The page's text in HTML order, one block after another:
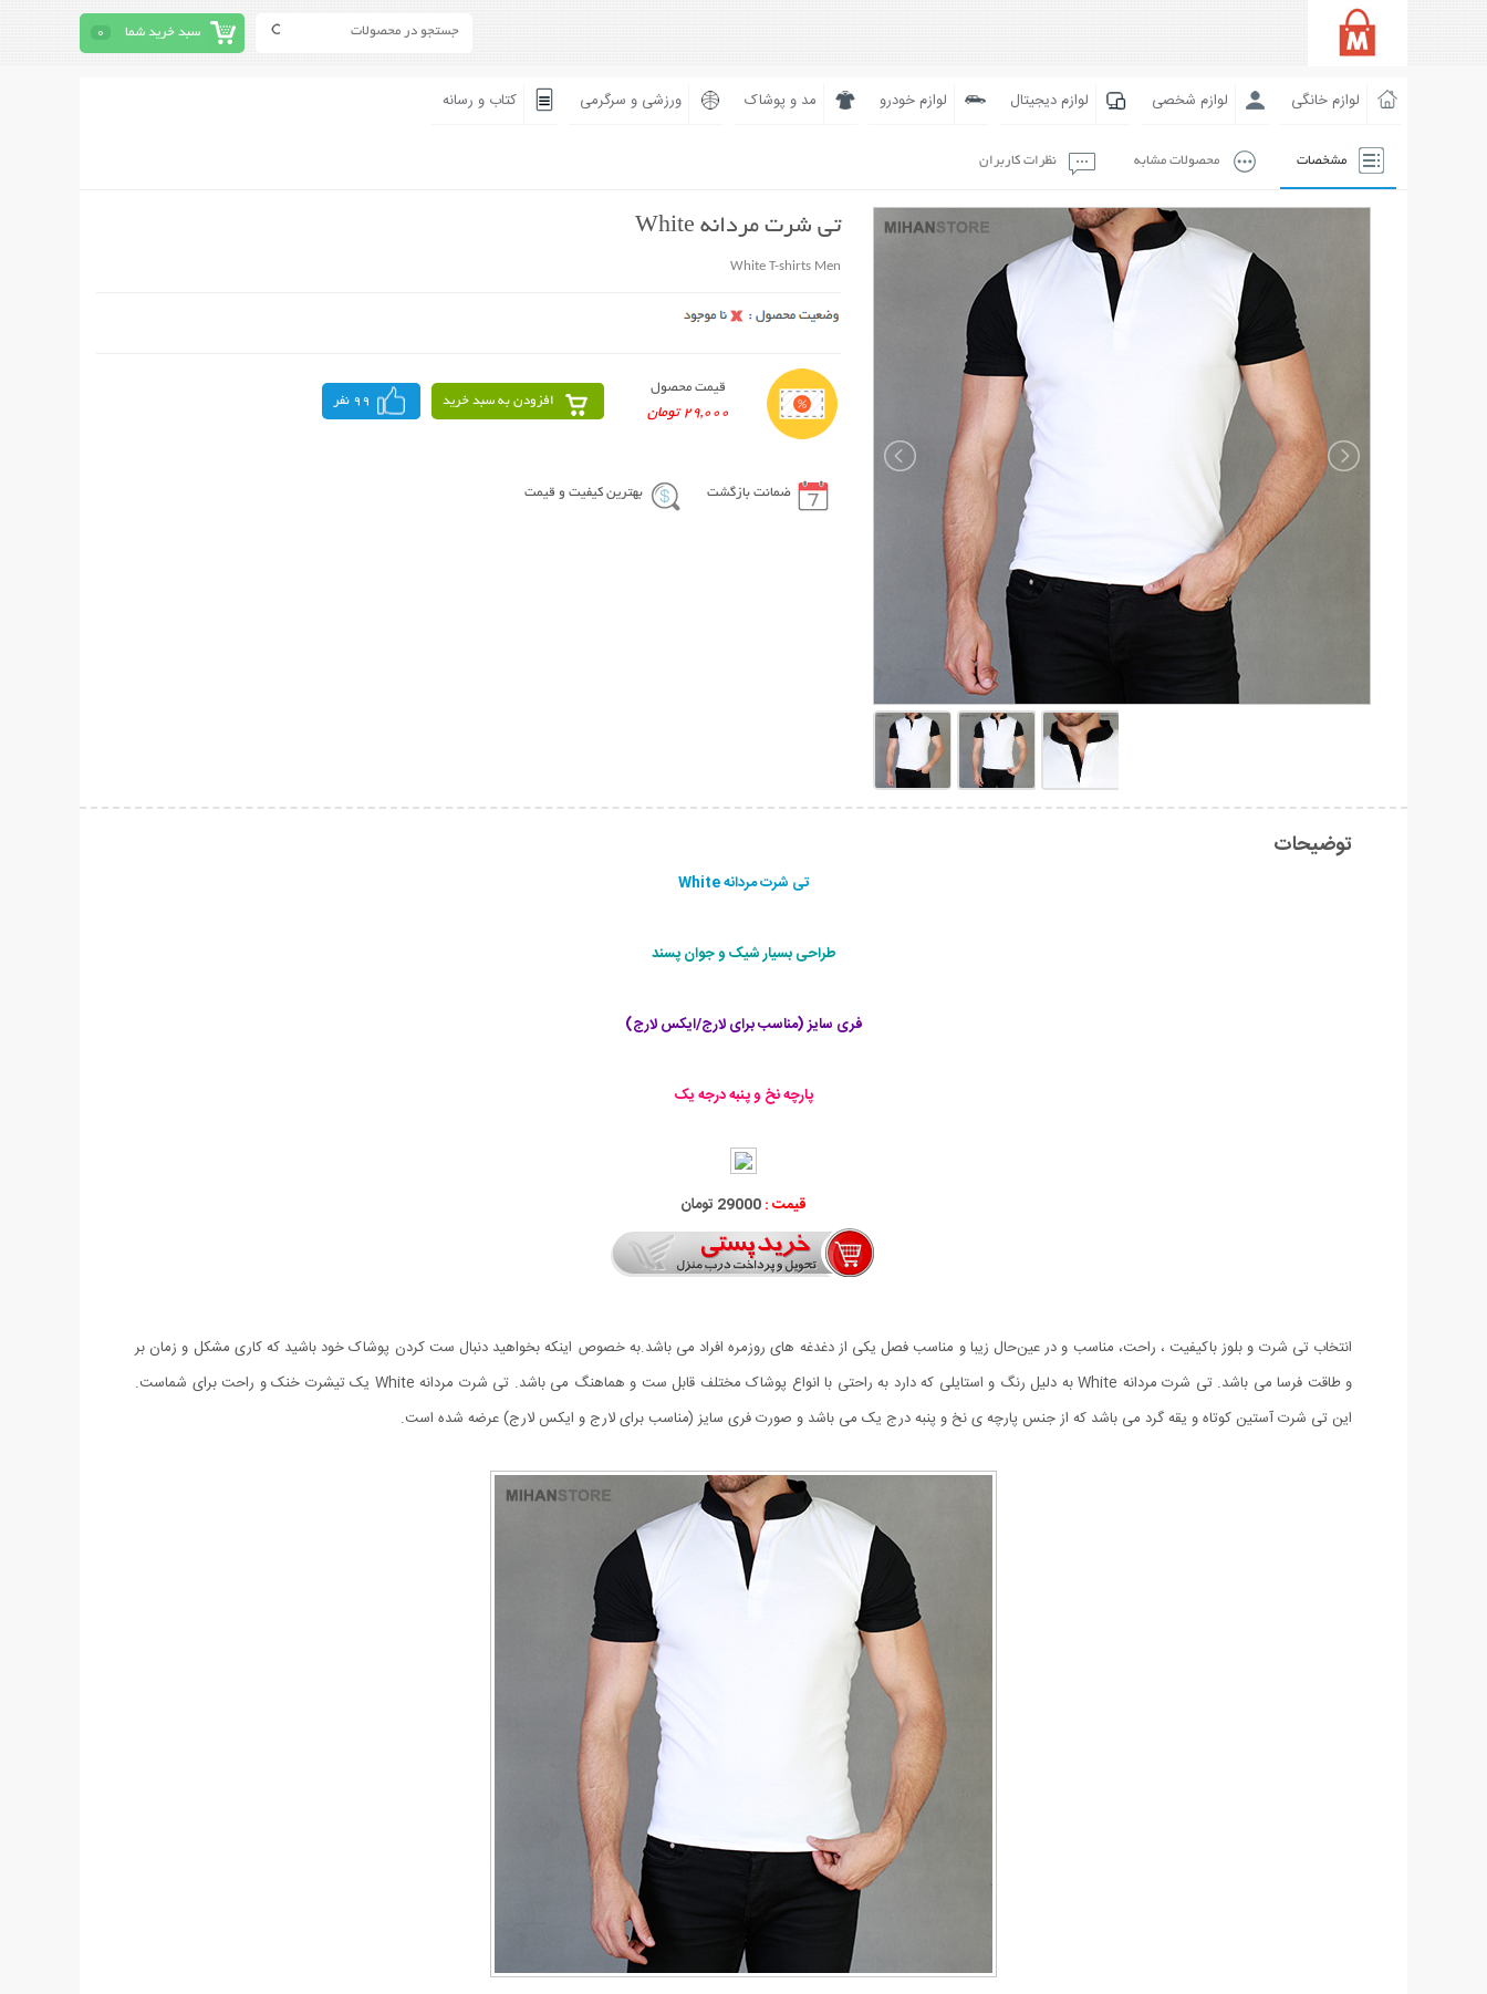
سبد خرید شما 0
لوازم خانگی لوازم شخصی لوازم دیجیتال لوازم خودرو مد و پوشاک ورزشی و سرگرمی کتاب و رسانه
مشخصات محصولات مشابه نظرات کاربران
تی شرت مردانه White
White T-shirts Men
قیمت محصول
29,000 تومان
افزودن به سبد خرید 99 نفر
ضمانت بازگشت بهترین کیفیت و قیمت
توضیحات
تی شرت مردانه White
طراحی بسیار شیک و جوان پسند
فری سایز (مناسب برای لارج/ایکس لارج)
پارچه نخ و پنبه درجه یک
قیمت :29000 تومان
انتخاب تی شرت و بلوز باکیفیت ، راحت، مناسب و در عین‌حال زیبا و مناسب فصل یکی از دغدغه های روزمره افراد می باشد.به خصوص اینکه بخواهید دنبال ست کردن پوشاک خود باشید که کاری مشکل و زمان بر
و طاقت فرسا می باشد. تی شرت مردانه White به دلیل رنگ و استایلی که دارد به راحتی با انواع پوشاک مختلف قابل ست و هماهنگ می باشد. تی شرت مردانه White یک تیشرت خنک و راحت برای شماست.
این تی شرت آستین کوتاه و یقه گرد می باشد که از جنس پارچه ی نخ و پنبه درج یک می باشد و صورت فری سایز (مناسب برای لارج و ایکس لارج) عرضه شده است.